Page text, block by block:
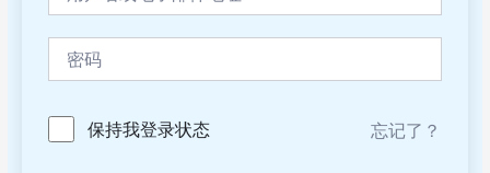
保持我登录状态 忘记了？